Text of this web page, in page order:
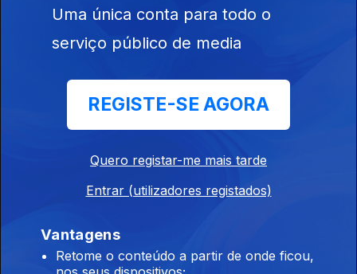
sobre auditoria aos mandatos de Luís Neves
12h Combustíveis vão baixar mais de 10
cêntimos na próxima semana
Uma única conta para todo o
serviço público de media
REGISTE-SE AGORA
Quero registar-me mais tarde
Entrar (utilizadores registados)
Vantagens
Retome o conteúdo a partir de onde ficou,